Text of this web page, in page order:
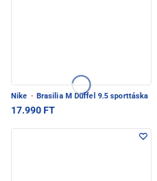
Nike · Brasilia M Duffel 9.5 sporttáska
17.990 FT